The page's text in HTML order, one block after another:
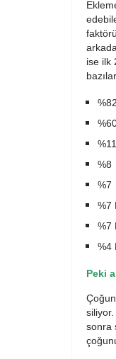
ise ilk
%8
%7
%7
%7
%4
Peki
sonra